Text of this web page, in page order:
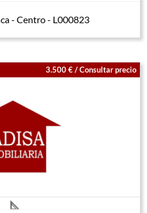
- Centro - L000823
3.500 € / Consultar precio